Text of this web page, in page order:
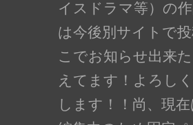
イスドラマ等）の
は今後別サイトで投
こでお知らせ出来
えてます！よろし
します！！尚、現